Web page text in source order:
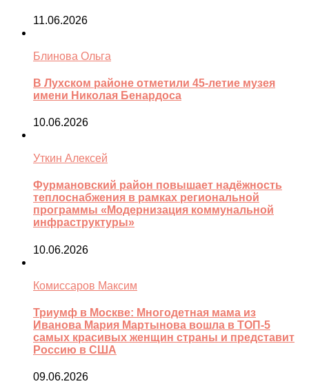
11.06.2026
Блинова Ольга
В Лухском районе отметили 45-летие музея
имени Николая Бенардоса
10.06.2026
Уткин Алексей
Фурмановский район повышает надёжность
теплоснабжения в рамках региональной
программы «Модернизация коммунальной
инфраструктуры»
10.06.2026
Комиссаров Максим
Триумф в Москве: Многодетная мама из
Иванова Мария Мартынова вошла в ТОП-5
самых красивых женщин страны и представит
Россию в США
09.06.2026